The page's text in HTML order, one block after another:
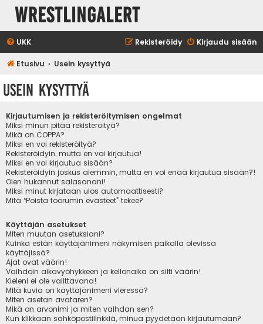
WrestlingAlert
UKK Kirjaudu sisään
Rekisteröidy
Etusivu Usein kysyttyä
Usein kysyttyä
Kirjautumisen ja rekisteröitymisen ongelmat
Miksi minun pitää rekisteröityä?
Mikä on COPPA?
Miksi en voi rekisteröityä?
Rekisteröidyin, mutta en voi kirjautua!
Miksi en voi kirjautua sisään?
Rekisteröidyin joskus aiemmin, mutta en voi enää kirjautua sisään?!
Olen hukannut salasanani!
Miksi minut kirjataan ulos automaattisesti?
Mitä “Poista foorumin evästeet” tekee?
Käyttäjän asetukset
Miten muutan asetuksiani?
Kuinka estän käyttäjänimeni näkymisen paikalla olevissa
käyttäjissä?
Ajat ovat väärin!
Vaihdoin aikavyöhykkeen ja kellonaika on silti väärin!
Kieleni ei ole valittavana!
Mitä kuvia on käyttäjänimeni vieressä?
Miten asetan avataren?
Mikä on arvonimi ja miten vaihdan sen?
Kun klikkaan sähköpostilinkkiä, minua pyydetään kirjautumaan?